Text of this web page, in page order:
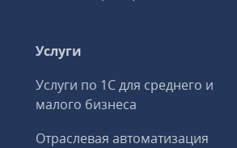
Услуги
Услуги по 1С для среднего и
малого бизнеса
Отраслевая автоматизация